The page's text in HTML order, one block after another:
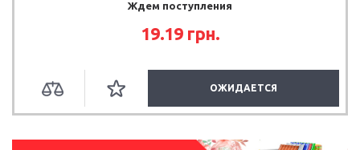
Ждем поступления
19.19 грн.
ОЖИДАЕТСЯ